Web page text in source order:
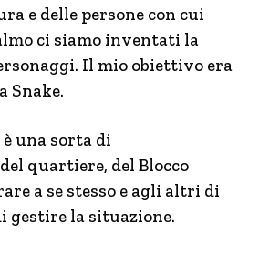
e delle persone con cui
ci siamo inventati la
Il mio obiettivo era
Snake.
è una sorta di
quartiere, del Blocco
a se stesso e agli altri di
gestire la situazione.